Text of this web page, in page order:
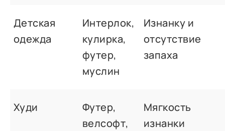
Детская
одежда
Интерлок,
кулирка,
футер,
муслин
Изнанку и
отсутствие
запаха
Худи
Футер,
велсофт,
Мягкость
изнанки